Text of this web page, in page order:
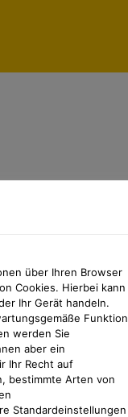
über Ihren Browser
Cookies. Hierbei kann
Ihr Gerät handeln.
Funktion
werden Sie
aber ein
Ihr Recht auf
bestimmte Arten von
Standardeinstellungen